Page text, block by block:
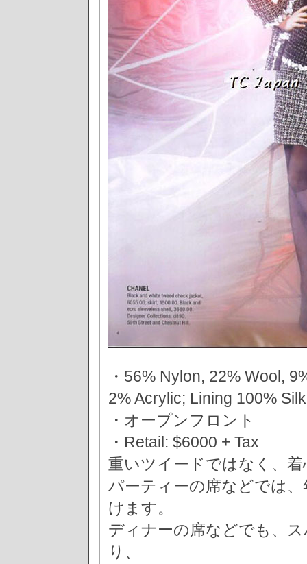
・56% Nylon, 22% Wool,
2% Acrylic; Lining 100% Silk
・オープンフロント
・Retail: $6000 + Tax
重いツイードではなく、
パーティーの席などでは
けます。
ディナーの席などでも、
り、